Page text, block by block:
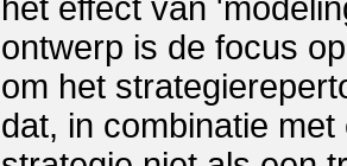
het effect van
ontwerp is de focus
om het
dat, in combinatie